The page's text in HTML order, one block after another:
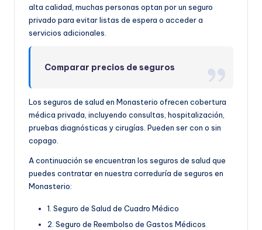
alta calidad, muchas personas optan por un seguro
privado para evitar listas de espera o acceder a
servicios adicionales.
Comparar precios de seguros
Los seguros de salud en Monasterio ofrecen cobertura
médica privada, incluyendo consultas, hospitalización,
pruebas diagnósticas y cirugías. Pueden ser con o sin
copago.
A continuación se encuentran los seguros de salud que
puedes contratar en nuestra correduría de seguros en
Monasterio:
1. Seguro de Salud de Cuadro Médico
2. Seguro de Reembolso de Gastos Médicos